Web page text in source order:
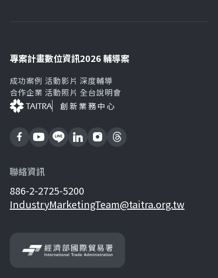
專案計畫
成功案例
合作企業
數位資訊
活動影片
活動照片
2026 輔導案
深度輔導
全台說明會
創新業務中心
聯絡資訊
886-2-2725-5200
IndustryMarketingTeam@taitra.org.tw